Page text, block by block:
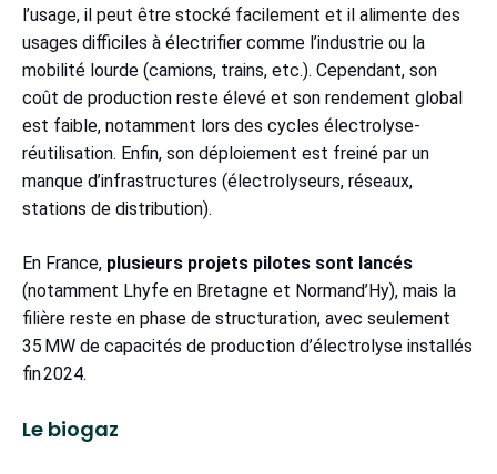
l’usage, il peut être stocké facilement et il alimente des
usages difficiles à électrifier comme l’industrie ou la
mobilité lourde (camions, trains, etc.). Cependant, son
coût de production reste élevé et son rendement global
est faible, notamment lors des cycles électrolyse-
réutilisation. Enfin, son déploiement est freiné par un
manque d’infrastructures (électrolyseurs, réseaux,
stations de distribution).
En France, plusieurs projets pilotes sont lancés
(notamment Lhyfe en Bretagne et Normand’Hy), mais la
filière reste en phase de structuration, avec seulement
35 MW de capacités de production d’électrolyse installés
fin 2024.
Le biogaz